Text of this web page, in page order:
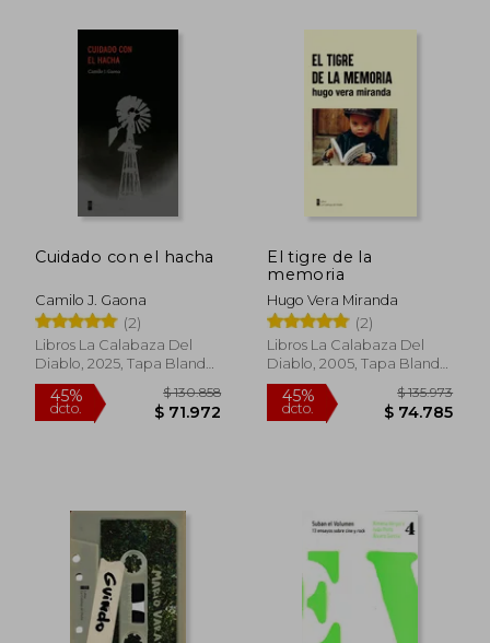
45% $ 130.858 45% $
Cuidado con el hacha
Camilo J. Gaona
(2)
Libros La Calabaza Del
Diablo, 2025, Tapa Blanda,
Nuevo
El tigre de la
memoria
Hugo Vera Miranda
(2)
Libros La Calabaza Del
Diablo, 2005, Tapa Blanda,
Nuevo